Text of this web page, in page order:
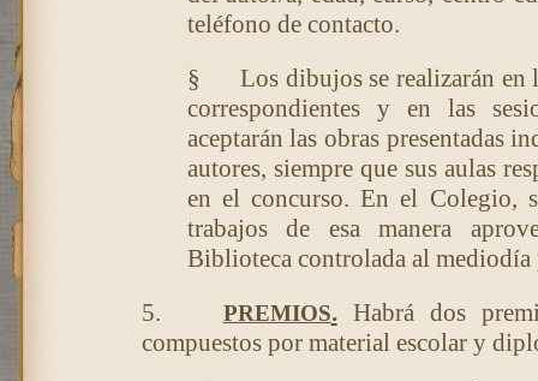
teléfono de contacto.
§
Los dibujos se realizarán en
correspondientes y en las
aceptarán las obras presentadas
autores, siempre que sus aulas
en el concurso. En el Colegio,
trabajos de esa manera
Biblioteca controlada al
5.
PREMIOS.Habrá dos
compuestos por material escolar y